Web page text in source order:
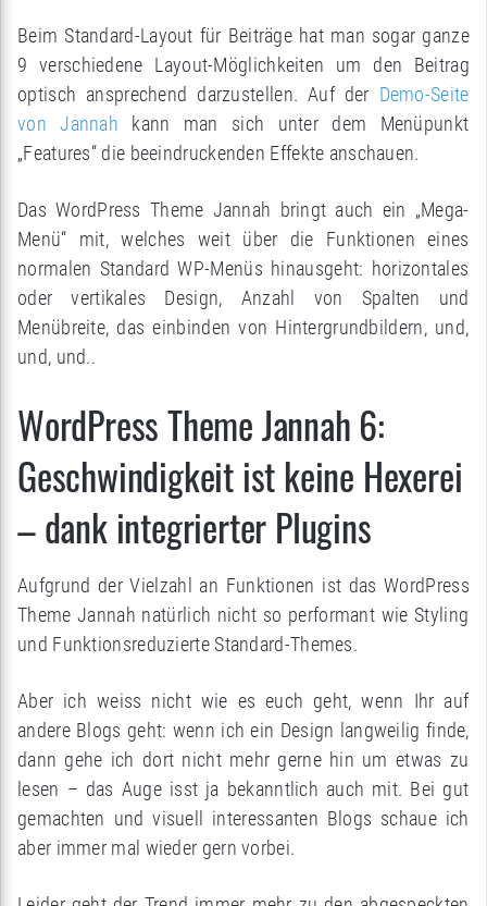
Beim Standard-Layout für Beiträge hat man sogar ganze
9 verschiedene Layout-Möglichkeiten um den Beitrag
optisch ansprechend darzustellen. Auf der Demo-Seite
von Jannah kann man sich unter dem Menüpunkt
„Features“ die beeindruckenden Effekte anschauen.
Das WordPress Theme Jannah bringt auch ein „Mega-
Menü“ mit, welches weit über die Funktionen eines
normalen Standard WP-Menüs hinausgeht: horizontales
oder vertikales Design, Anzahl von Spalten und
Menübreite, das einbinden von Hintergrundbildern, und,
und, und..
WordPress Theme Jannah 6:
Geschwindigkeit ist keine Hexerei
– dank integrierter Plugins
Aufgrund der Vielzahl an Funktionen ist das WordPress
Theme Jannah natürlich nicht so performant wie Styling
und Funktionsreduzierte Standard-Themes.
Aber ich weiss nicht wie es euch geht, wenn Ihr auf
andere Blogs geht: wenn ich ein Design langweilig finde,
dann gehe ich dort nicht mehr gerne hin um etwas zu
lesen – das Auge isst ja bekanntlich auch mit. Bei gut
gemachten und visuell interessanten Blogs schaue ich
aber immer mal wieder gern vorbei.